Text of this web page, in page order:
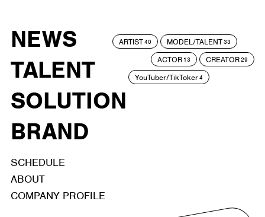
NEWS
TALENT
SOLUTION
BRAND
ARTIST40 MODEL/TALENT33
ACTOR 13 CREATOR29
YouTuber/TikToker4
SCHEDULE
ABOUT
COMPANY PROFILE